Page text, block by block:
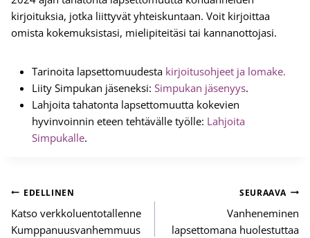
kirjoituksia, jotka liittyvät yhteiskuntaan. Voit kirjoittaa
omista kokemuksistasi, mielipiteitäsi tai kannanottojasi.
Tarinoita lapsettomuudesta kirjoitusohjeet ja lomake.
Liity Simpukan jäseneksi: Simpukan jäsenyys.
Lahjoita tahatonta lapsettomuutta kokevien
hyvinvoinnin eteen tehtävälle työlle: Lahjoita
Simpukalle.
Artikkelien
selaus
EDELLINEN
Katso verkkoluentotallenne
Kumppanuusvanhemmuus
SEURAAVA
Vanheneminen
lapsettomana huolestuttaa